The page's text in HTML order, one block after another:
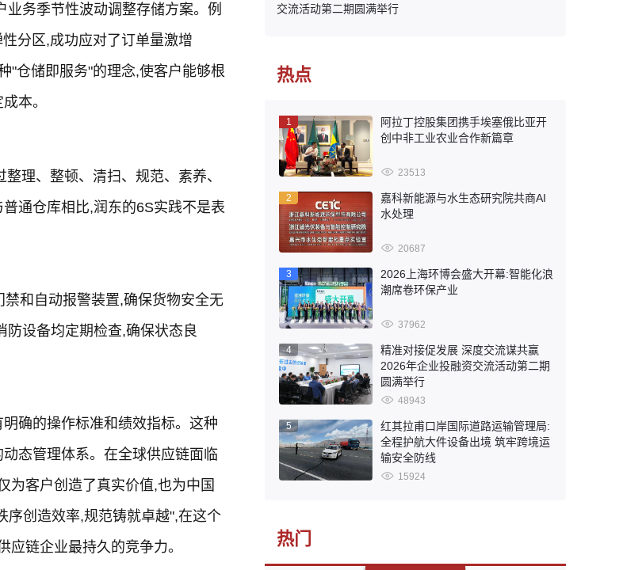
务季节性波动调整存储方案。例
分区,成功应对了订单量激增
"仓储即服务"的理念,使客户能够根
本。
理、整顿、清扫、规范、素养、
通仓库相比,润东的6S实践不是表
和自动报警装置,确保货物安全无
防设备均定期检查,确保状态良
确的操作标准和绩效指标。这种
态管理体系。在全球供应链面临
为客户创造了真实价值,也为中国
序创造效率,规范铸就卓越",在这个
链企业最持久的竞争力。
交流活动第二期圆满举行
热点
1
阿拉丁控股集团携手埃塞俄比亚开
创中非工业农业合作新篇章
23513
2
嘉科新能源与水生态研究院共商AI
水处理
20687
3
2026上海环博会盛大开幕:智能化浪
潮席卷环保产业
37962
4
精准对接促发展 深度交流谋共赢
2026年企业投融资交流活动第二期
圆满举行
48943
5
红其拉甫口岸国际道路运输管理局:
全程护航大件设备出境 筑牢跨境运
输安全防线
15924
热门